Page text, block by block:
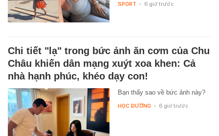
SPORT - 6 giờ trước
Chi tiết "lạ" trong bức ảnh ăn cơm của Chu
Châu khiến dân mạng xuýt xoa khen: Cả
nhà hạnh phúc, khéo dạy con!
Bạn thấy sao về bức ảnh này?
HỌC ĐƯỜNG - 6 giờ trước